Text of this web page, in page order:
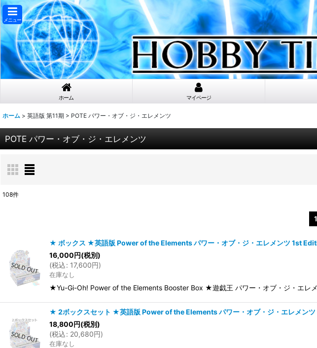
メニュー
ホーム マイページ
ホーム > 英語版 第11期 > POTE パワー・オブ・ジ・エレメンツ
POTE パワー・オブ・ジ・エレメンツ
並び順
108件
1
★ ボックス ★英語版 Power of the Elements パワー・オブ・ジ・エレメンツ 1st
16,000円(税別)
(税込: 17,600円)
在庫なし
★Yu-Gi-Oh! Power of the Elements Booster Box ★遊戯王 パワー・オブ・ジ・エレ
★ 2ボックスセット ★英語版 Power of the Elements パワー・オブ・ジ・エレメン
18,800円(税別)
(税込: 20,680円)
在庫なし